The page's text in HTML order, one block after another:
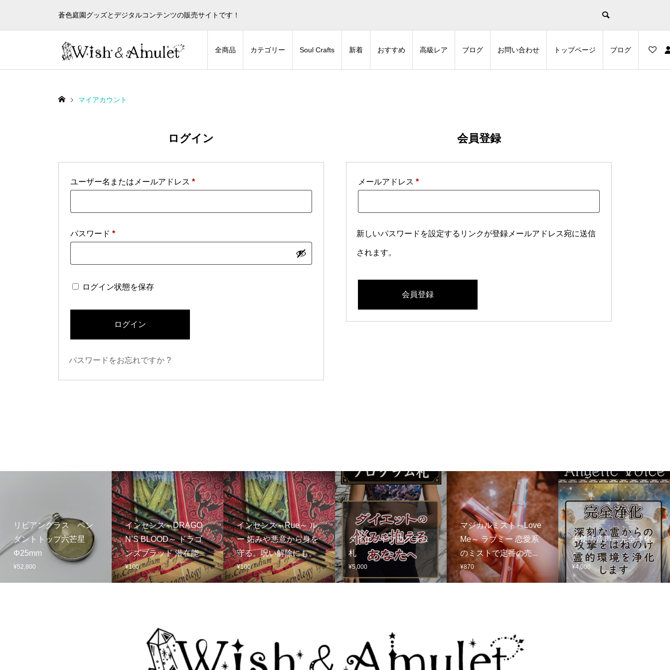
蒼色庭園グッズとデジタルコンテンツの販売サイトです！
全商品 カテゴリー Soul Crafts 新着 おすすめ 高級レア ブログ お問い合わせ トップページ ブログ
マイアカウント
ログイン
ユーザー名またはメールアドレス *必
パスワード *必
ログイン状態を保存
ログイン
パスワードをお忘れですか ?
会員登録
メールアドレス*必
新しいパスワードを設定するリンクが登録メールアドレス宛に送信
されます。
会員登録
リビアングラス ペン
ダントトップ六芒星
Φ25mm
¥52,800
インセンス～DRAGO
N’S BLOOD～ ドラゴ
ンズブラッド 潜在能...
¥100
インセンス～Rue～ ル
ー 妬みや悪意から身を
守る。呪い解除にも。
¥100
ダイエットプログラム
札
¥5,000
マジカルミスト～Love
Me～ ラブミー 恋愛系
のミストで定番の売...
¥870
天使語音声～完全浄化
～
¥4,000
蒼色庭園グッズとデジタルコンテンツの販売サイトです！